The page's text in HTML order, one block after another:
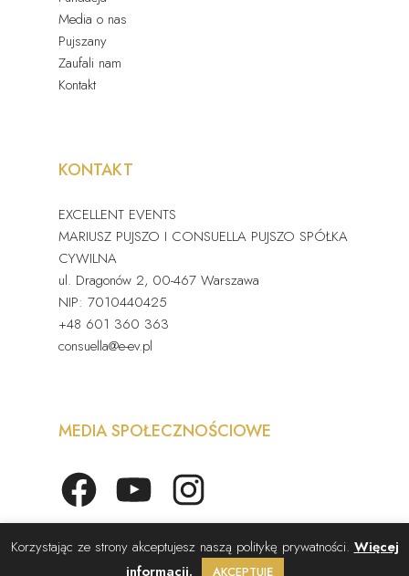
Media o nas
Pujszany
Zaufali nam
Kontakt
KONTAKT
EXCELLENT EVENTS
MARIUSZ PUJSZO I CONSUELLA PUJSZO SPÓŁKA
CYWILNA
ul. Dragonów 2, 00-467 Warszawa
NIP: 7010440425
+48 601 360 363
consuella@e-ev.pl
MEDIA SPOŁECZNOŚCIOWE
FacebookYouTube
Korzystając ze strony akceptujesz naszą politykę prywatności. Więcej
informacji.
AKCEPTUJĘ